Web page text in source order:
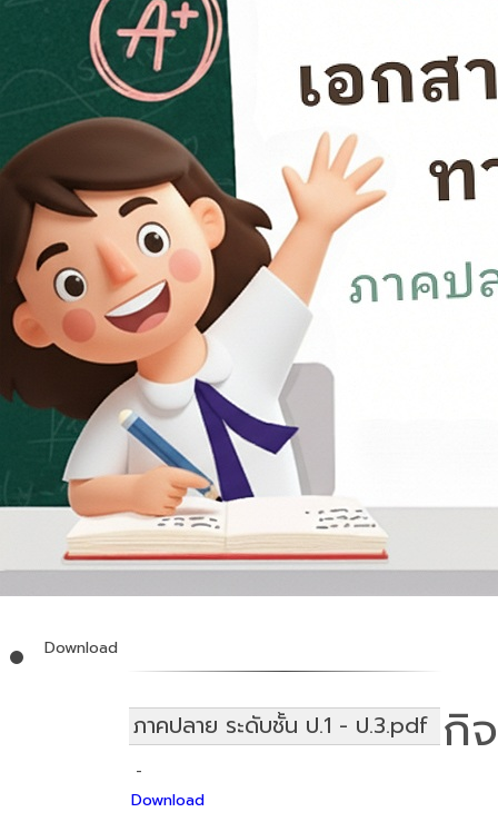
Download
ภาคปลาย ระดับชั้น ป.1 - ป.3.pdf
-
Download
กิ